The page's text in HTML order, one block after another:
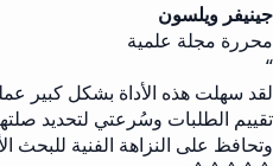
جينيفر ويلسون
محررة مجلة علمية
“
لقد سهلت هذه الأداة بشكل كبير
تقييم الطلبات وسُرعتي لتحديد
وتحافظ على النزاهة الفنية للبحث